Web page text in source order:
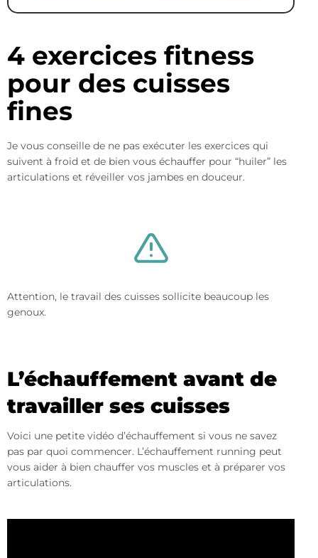
4 exercices fitness
pour des cuisses
fines
Je vous conseille de ne pas exécuter les exercices qui
suivent à froid et de bien vous échauffer pour “huiler” les
articulations et réveiller vos jambes en douceur.
Attention, le travail des cuisses sollicite beaucoup les
genoux.
L’échauffement avant de
travailler ses cuisses
Voici une petite vidéo d’échauffement si vous ne savez
pas par quoi commencer. L’échauffement running peut
vous aider à bien chauffer vos muscles et à préparer vos
articulations.